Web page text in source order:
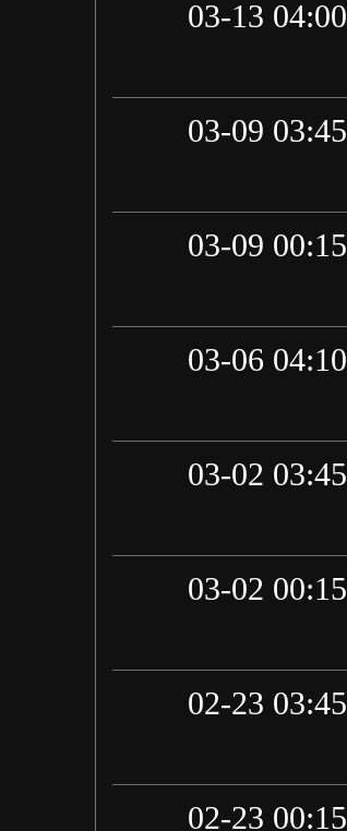
03-13 04:00
03-09 03:45
03-09 00:15
03-06 04:10
03-02 03:45
03-02 00:15
02-23 03:45
02-23 00:15